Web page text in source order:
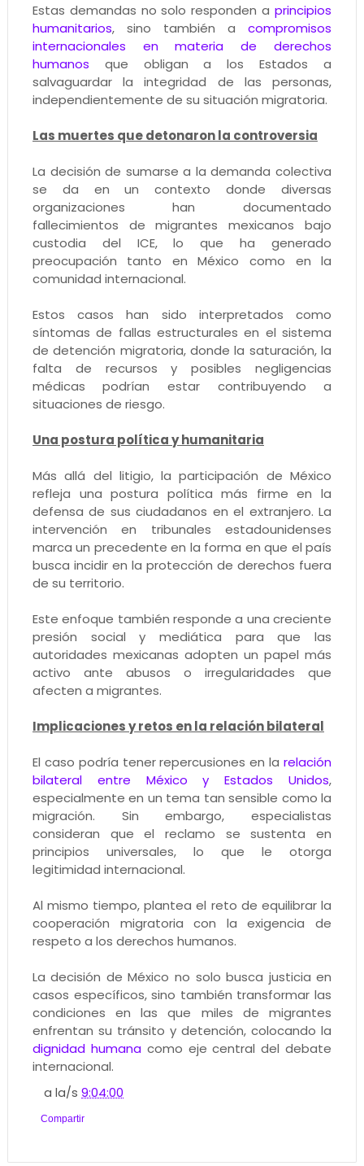
Estas demandas no solo responden aprincipios
humanitarios, sino también acompromisos
internacionales en materia de derechos
humanos que obligan a los Estados a
salvaguardar la integridad de las personas,
independientemente de su situación migratoria.
Las muertes que detonaron la controversia
La decisión de sumarse a la demanda colectiva
se da en un contexto donde diversas
organizaciones han documentado
fallecimientos de migrantes mexicanos bajo
custodia del ICE, lo que ha generado
preocupación tanto en México como en la
comunidad internacional.
Estos casos han sido interpretados como
síntomas de fallas estructurales en el sistema
de detención migratoria, donde la saturación, la
falta de recursos y posibles negligencias
médicas podrían estar contribuyendo a
situaciones de riesgo.
Una postura política y humanitaria
Más allá del litigio, la participación de México
refleja una postura política más firme en la
defensa de sus ciudadanos en el extranjero. La
intervención en tribunales estadounidenses
marca un precedente en la forma en que el país
busca incidir en la protección de derechos fuera
de su territorio.
Este enfoque también responde a una creciente
presión social y mediática para que las
autoridades mexicanas adopten un papel más
activo ante abusos o irregularidades que
afecten a migrantes.
Implicaciones y retos en la relación bilateral
El caso podría tener repercusiones en larelación
bilateral entre México y Estados Unidos,
especialmente en un tema tan sensible como la
migración. Sin embargo, especialistas
consideran que el reclamo se sustenta en
principios universales, lo que le otorga
legitimidad internacional.
Al mismo tiempo, plantea el reto de equilibrar la
cooperación migratoria con la exigencia de
respeto a los derechos humanos.
La decisión de México no solo busca justicia en
casos específicos, sino también transformar las
condiciones en las que miles de migrantes
enfrentan su tránsito y detención, colocando la
dignidad humanacomo eje central del debate
internacional.
a la/s9:04:00
Compartir